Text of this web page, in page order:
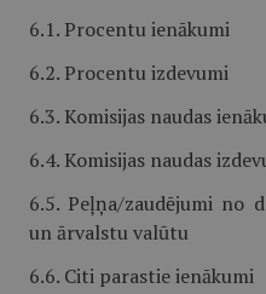
6.1. Procentu ienākumi
6.2. Procentu izdevumi
6.3. Komisijas naudas
6.4. Komisijas naudas
6.5. Peļņa/zaudējumi no
un ārvalstu valūtu
6.6. Citi parastie ienākumi